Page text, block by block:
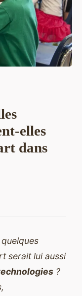
elles
dans
serait lui aussi
?